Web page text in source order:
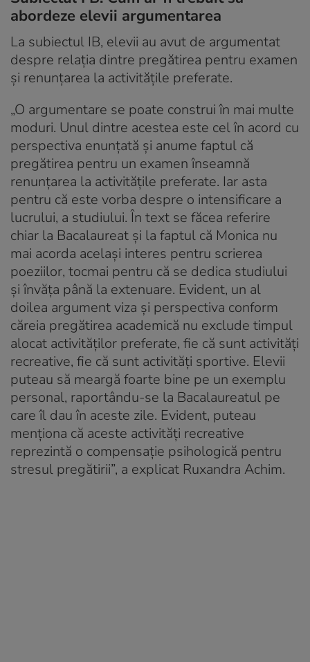
abordeze elevii argumentarea
La subiectul IB, elevii au avut de argumentat
despre relația dintre pregătirea pentru examen
și renunțarea la activitățile preferate.
„O argumentare se poate construi în mai multe
moduri. Unul dintre acestea este cel în acord cu
perspectiva enunțată și anume faptul că
pregătirea pentru un examen înseamnă
renunțarea la activitățile preferate. Iar asta
pentru că este vorba despre o intensificare a
lucrului, a studiului. În text se făcea referire
chiar la Bacalaureat și la faptul că Monica nu
mai acorda același interes pentru scrierea
poeziilor, tocmai pentru că se dedica studiului
și învăța până la extenuare. Evident, un al
doilea argument viza și perspectiva conform
căreia pregătirea academică nu exclude timpul
alocat activităților preferate, fie că sunt activități
recreative, fie că sunt activități sportive. Elevii
puteau să meargă foarte bine pe un exemplu
personal, raportându-se la Bacalaureatul pe
care îl dau în aceste zile. Evident, puteau
menționa că aceste activități recreative
reprezintă o compensație psihologică pentru
stresul pregătirii”, a explicat Ruxandra Achim.